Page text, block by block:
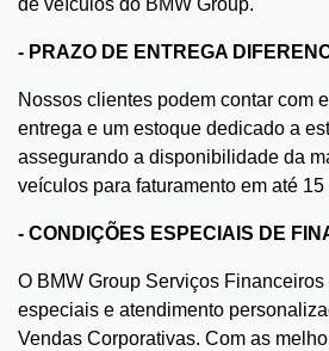
de veículos do BMW Group.
- PRAZO DE ENTREGA
Nossos clientes podem contar com
entrega e um estoque dedicado a
assegurando a disponibilidade da
veículos para faturamento em até 15
- CONDIÇÕES ESPECIAIS DE
O BMW Group Serviços
especiais e atendimento
Vendas Corporativas. Com as